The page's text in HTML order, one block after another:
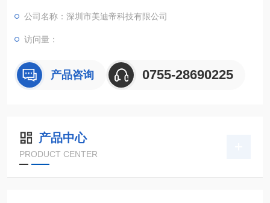
公司名称：深圳市美迪帝科技有限公司
访问量：
产品咨询 0755-28690225
产品中心
PRODUCT CENTER